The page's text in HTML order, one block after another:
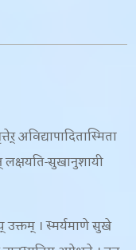
अविद्यापादितास्मिता
लक्षयति-सुखानुशायी
उक्तम् । स्मर्यमाणे सुखे